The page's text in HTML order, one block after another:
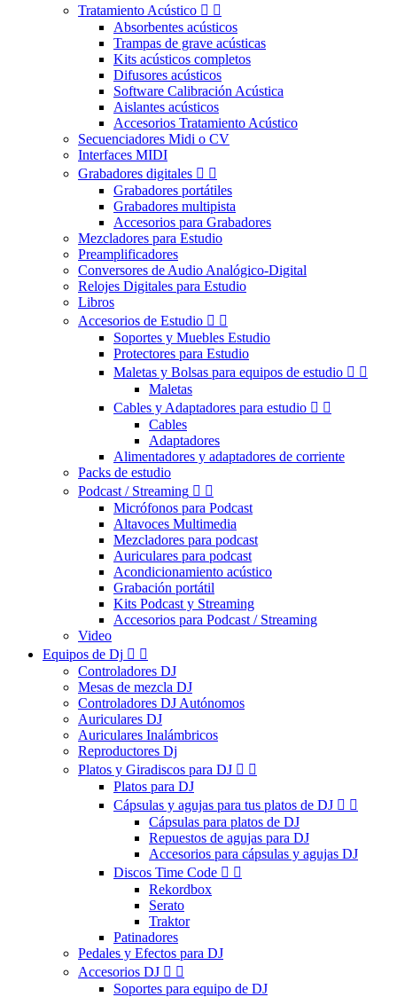
Tratamiento Acústico  
Absorbentes acústicos
Trampas de grave acústicas
Kits acústicos completos
Difusores acústicos
Software Calibración Acústica
Aislantes acústicos
Accesorios Tratamiento Acústico
Secuenciadores Midi o CV
Interfaces MIDI
Grabadores digitales  
Grabadores portátiles
Grabadores multipista
Accesorios para Grabadores
Mezcladores para Estudio
Preamplificadores
Conversores de Audio Analógico-Digital
Relojes Digitales para Estudio
Libros
Accesorios de Estudio  
Soportes y Muebles Estudio
Protectores para Estudio
Maletas y Bolsas para equipos de estudio  
Maletas
Cables y Adaptadores para estudio  
Cables
Adaptadores
Alimentadores y adaptadores de corriente
Packs de estudio
Podcast / Streaming  
Micrófonos para Podcast
Altavoces Multimedia
Mezcladores para podcast
Auriculares para podcast
Acondicionamiento acústico
Grabación portátil
Kits Podcast y Streaming
Accesorios para Podcast / Streaming
Video
Equipos de Dj  
Controladores DJ
Mesas de mezcla DJ
Controladores DJ Autónomos
Auriculares DJ
Auriculares Inalámbricos
Reproductores Dj
Platos y Giradiscos para DJ  
Platos para DJ
Cápsulas y agujas para tus platos de DJ  
Cápsulas para platos de DJ
Repuestos de agujas para DJ
Accesorios para cápsulas y agujas DJ
Discos Time Code  
Rekordbox
Serato
Traktor
Patinadores
Pedales y Efectos para DJ
Accesorios DJ  
Soportes para equipo de DJ